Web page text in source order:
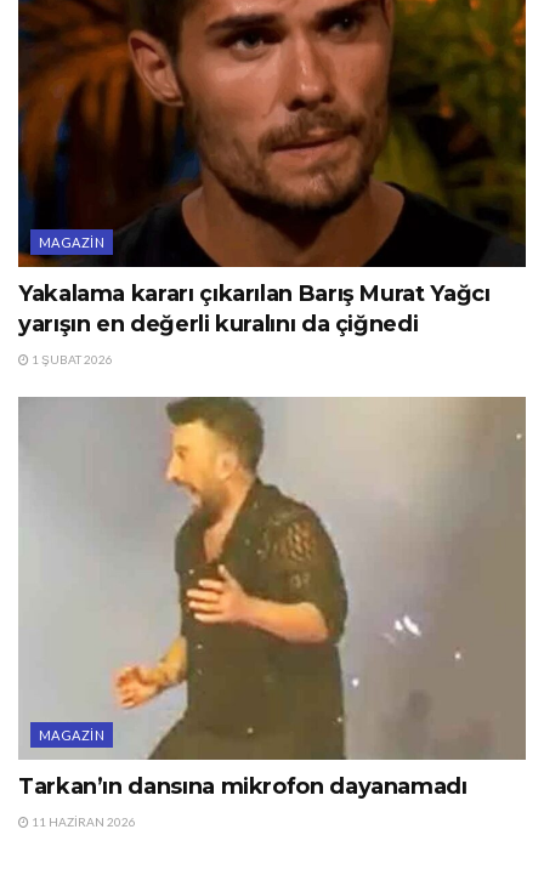
MAGAZIN
Yakalama kararı çıkarılan Barış Murat Yağcı
yarışın en değerli kuralını da çiğnedi
1 ŞUBAT 2026
MAGAZIN
Tarkan’ın dansına mikrofon dayanamadı
11 HAZIRAN 2026